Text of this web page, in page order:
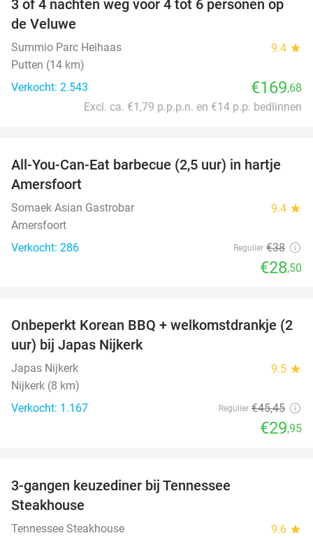
3 of 4 nachten weg voor 4 tot 6 personen op
de Veluwe
Summio Parc Heihaas 9.4 star
Putten (14 km)
Verkocht: 2.543
€169,68
Excl. ca. €1,79 p.p.p.n. en €14 p.p. bedlinnen
25%
All-You-Can-Eat barbecue (2,5 uur) in hartje
Amersfoort
Somaek Asian Gastrobar 9.4 star
Amersfoort
Verkocht: 286
Regulier €38
€28,50
34%
Onbeperkt Korean BBQ + welkomstdrankje (2
uur) bij Japas Nijkerk
Japas Nijkerk 9.5 star
Nijkerk (8 km)
Verkocht: 1.167
Regulier €45,45
€29,95
3-gangen keuzediner bij Tennessee
Steakhouse
Tennessee Steakhouse 9.6 star